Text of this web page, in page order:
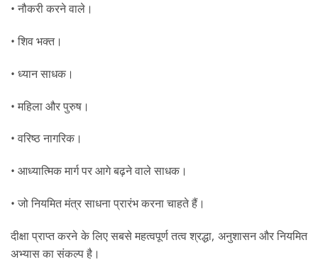
• नौकरी करने वाले।
• शिव भक्त।
• ध्यान साधक।
• महिला और पुरुष।
• वरिष्ठ नागरिक।
• आध्यात्मिक मार्ग पर आगे बढ़ने वाले साधक।
• जो नियमित मंत्र साधना प्रारंभ करना चाहते हैं।
दीक्षा प्राप्त करने के लिए सबसे महत्वपूर्ण तत्व श्रद्धा, अनुशासन और नियमित
अभ्यास का संकल्प है।